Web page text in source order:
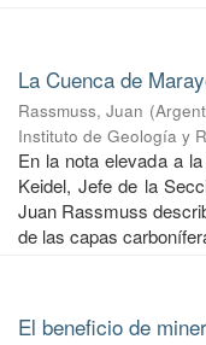
La Cuenca de
Rassmuss, Juan (
Instituto de Geología y
En la nota elevada a
Keidel, Jefe de la
Juan Rassmuss
de las capas
El beneficio de